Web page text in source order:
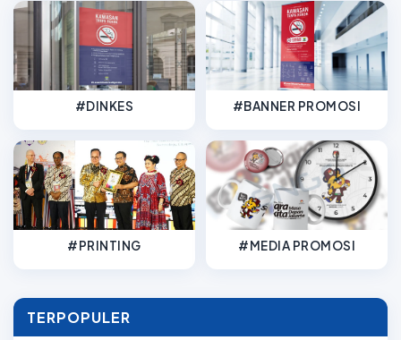
#DINKES #BANNER PROMOSI
#PRINTING #MEDIA PROMOSI
TERPOPULER